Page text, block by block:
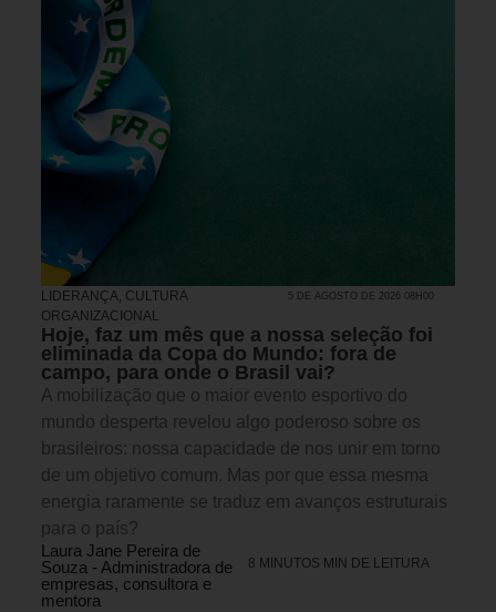
LIDERANÇA, CULTURA
ORGANIZACIONAL
5 DE AGOSTO DE 2026 08H00
Hoje, faz um mês que a nossa seleção foi
eliminada da Copa do Mundo: fora de
campo, para onde o Brasil vai?
A mobilização que o maior evento esportivo do
mundo desperta revelou algo poderoso sobre os
brasileiros: nossa capacidade de nos unir em torno
de um objetivo comum. Mas por que essa mesma
energia raramente se traduz em avanços estruturais
para o país?
Laura Jane Pereira de
Souza - Administradora de
empresas, consultora e
mentora
8 MINUTOS MIN DE LEITURA